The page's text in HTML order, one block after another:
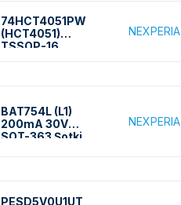
74HCT4051PW
(HCT4051)
TSSOP-16
NEXPERIA
BAT754L (L1)
200mA 30V
SOT-363 Şotki
NEXPERIA
PESD5V0U1UT